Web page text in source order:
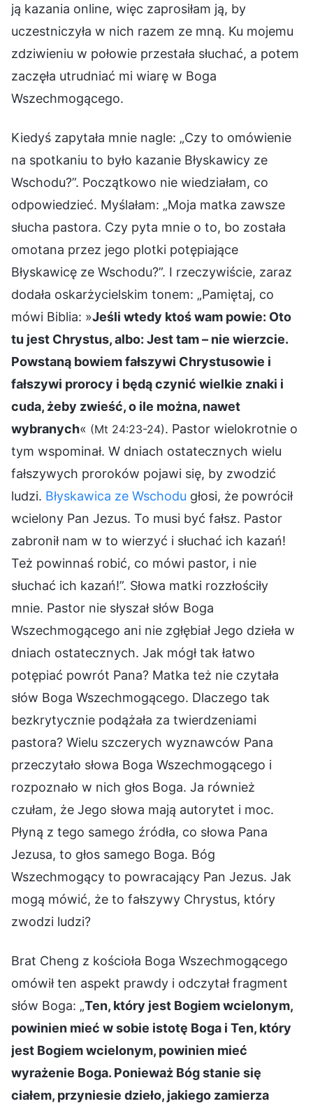
ją kazania online, więc zaprosiłam ją, by
uczestniczyła w nich razem ze mną. Ku mojemu
zdziwieniu w połowie przestała słuchać, a potem
zaczęła utrudniać mi wiarę w Boga
Wszechmogącego.
Kiedyś zapytała mnie nagle: „Czy to omówienie
na spotkaniu to było kazanie Błyskawicy ze
Wschodu?”. Początkowo nie wiedziałam, co
odpowiedzieć. Myślałam: „Moja matka zawsze
słucha pastora. Czy pyta mnie o to, bo została
omotana przez jego plotki potępiające
Błyskawicę ze Wschodu?”. I rzeczywiście, zaraz
dodała oskarżycielskim tonem: „Pamiętaj, co
mówi Biblia: »Jeśli wtedy ktoś wam powie: Oto
tu jest Chrystus, albo: Jest tam – nie wierzcie.
Powstaną bowiem fałszywi Chrystusowie i
fałszywi prorocy i będą czynić wielkie znaki i
cuda, żeby zwieść, o ile można, nawet
wybranych« (Mt 24:23-24). Pastor wielokrotnie o
tym wspominał. W dniach ostatecznych wielu
fałszywych proroków pojawi się, by zwodzić
ludzi. Błyskawica ze Wschodu głosi, że powrócił
wcielony Pan Jezus. To musi być fałsz. Pastor
zabronił nam w to wierzyć i słuchać ich kazań!
Też powinnaś robić, co mówi pastor, i nie
słuchać ich kazań!”. Słowa matki rozzłościły
mnie. Pastor nie słyszał słów Boga
Wszechmogącego ani nie zgłębiał Jego dzieła w
dniach ostatecznych. Jak mógł tak łatwo
potępiać powrót Pana? Matka też nie czytała
słów Boga Wszechmogącego. Dlaczego tak
bezkrytycznie podążała za twierdzeniami
pastora? Wielu szczerych wyznawców Pana
przeczytało słowa Boga Wszechmogącego i
rozpoznało w nich głos Boga. Ja również
czułam, że Jego słowa mają autorytet i moc.
Płyną z tego samego źródła, co słowa Pana
Jezusa, to głos samego Boga. Bóg
Wszechmogący to powracający Pan Jezus. Jak
mogą mówić, że to fałszywy Chrystus, który
zwodzi ludzi?
Brat Cheng z kościoła Boga Wszechmogącego
omówił ten aspekt prawdy i odczytał fragment
słów Boga: „Ten, który jest Bogiem wcielonym,
powinien mieć w sobie istotę Boga i Ten, który
jest Bogiem wcielonym, powinien mieć
wyrażenie Boga. Ponieważ Bóg stanie się
ciałem, przyniesie dzieło, jakiego zamierza